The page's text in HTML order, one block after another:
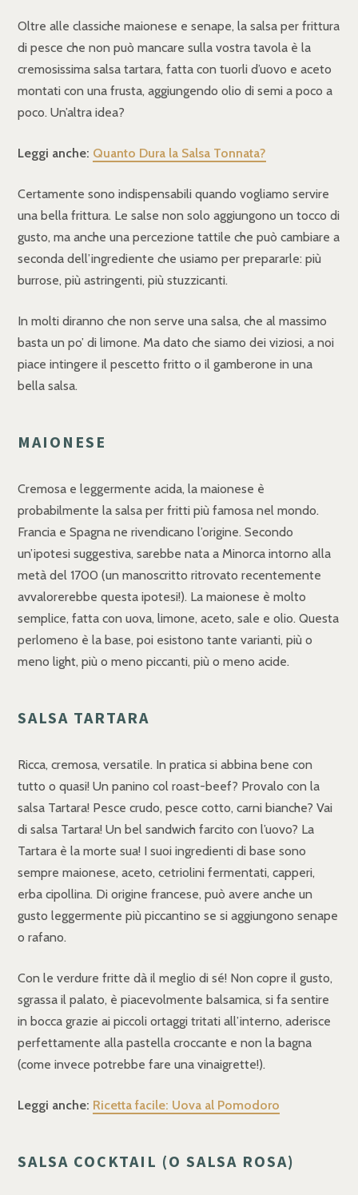
Oltre alle classiche maionese e senape, la salsa per frittura
di pesce che non può mancare sulla vostra tavola è la
cremosissima salsa tartara, fatta con tuorli d’uovo e aceto
montati con una frusta, aggiungendo olio di semi a poco a
poco. Un’altra idea?
Leggi anche: Quanto Dura la Salsa Tonnata?
Certamente sono indispensabili quando vogliamo servire
una bella frittura. Le salse non solo aggiungono un tocco di
gusto, ma anche una percezione tattile che può cambiare a
seconda dell’ingrediente che usiamo per prepararle: più
burrose, più astringenti, più stuzzicanti.
In molti diranno che non serve una salsa, che al massimo
basta un po’ di limone. Ma dato che siamo dei viziosi, a noi
piace intingere il pescetto fritto o il gamberone in una
bella salsa.
MAIONESE
Cremosa e leggermente acida, la maionese è
probabilmente la salsa per fritti più famosa nel mondo.
Francia e Spagna ne rivendicano l’origine. Secondo
un’ipotesi suggestiva, sarebbe nata a Minorca intorno alla
metà del 1700 (un manoscritto ritrovato recentemente
avvalorerebbe questa ipotesi!). La maionese è molto
semplice, fatta con uova, limone, aceto, sale e olio. Questa
perlomeno è la base, poi esistono tante varianti, più o
meno light, più o meno piccanti, più o meno acide.
SALSA TARTARA
Ricca, cremosa, versatile. In pratica si abbina bene con
tutto o quasi! Un panino col roast-beef? Provalo con la
salsa Tartara! Pesce crudo, pesce cotto, carni bianche? Vai
di salsa Tartara! Un bel sandwich farcito con l’uovo? La
Tartara è la morte sua! I suoi ingredienti di base sono
sempre maionese, aceto, cetriolini fermentati, capperi,
erba cipollina. Di origine francese, può avere anche un
gusto leggermente più piccantino se si aggiungono senape
o rafano.
Con le verdure fritte dà il meglio di sé! Non copre il gusto,
sgrassa il palato, è piacevolmente balsamica, si fa sentire
in bocca grazie ai piccoli ortaggi tritati all’interno, aderisce
perfettamente alla pastella croccante e non la bagna
(come invece potrebbe fare una vinaigrette!).
Leggi anche: Ricetta facile: Uova al Pomodoro
SALSA COCKTAIL (O SALSA ROSA)